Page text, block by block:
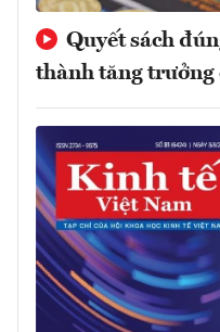
Quyết sách
thành tăng trưởng